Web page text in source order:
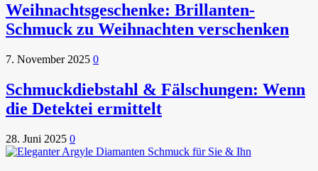
Weihnachtsgeschenke: Brillanten-
Schmuck zu Weihnachten verschenken
7. November 2025 0
Schmuckdiebstahl & Fälschungen: Wenn
die Detektei ermittelt
28. Juni 2025 0